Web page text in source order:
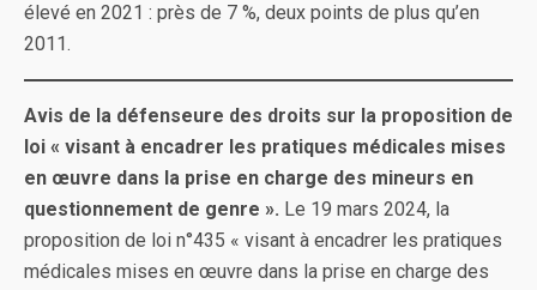
élevé en 2021 : près de 7 %, deux points de plus qu’en
2011.
Avis de la défenseure des droits sur la proposition de
loi « visant à encadrer les pratiques médicales mises
en œuvre dans la prise en charge des mineurs en
questionnement de genre ». Le 19 mars 2024, la
proposition de loi n°435 « visant à encadrer les pratiques
médicales mises en œuvre dans la prise en charge des